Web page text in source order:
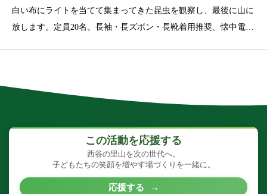
白い布にライトを当てて集まってきた昆虫を観察し、最後に山に
放します。定員20名。長袖・長ズボン・長靴着用推奨、懐中電
この活動を応援する
西谷の里山を次の世代へ。
子どもたちの笑顔を増やす場づくりを一緒に。
応援する →